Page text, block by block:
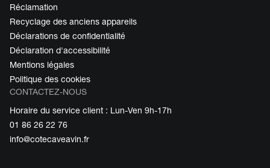
Réclamation
Recyclage des anciens appareils
Déclarations de confidentialité
Déclaration d'accessibilité
Mentions légales
Politique des cookies
CONTACTEZ-NOUS
Horaire du service client : Lun-Ven 9h-17h
01 86 26 22 76
info@cotecaveavin.fr